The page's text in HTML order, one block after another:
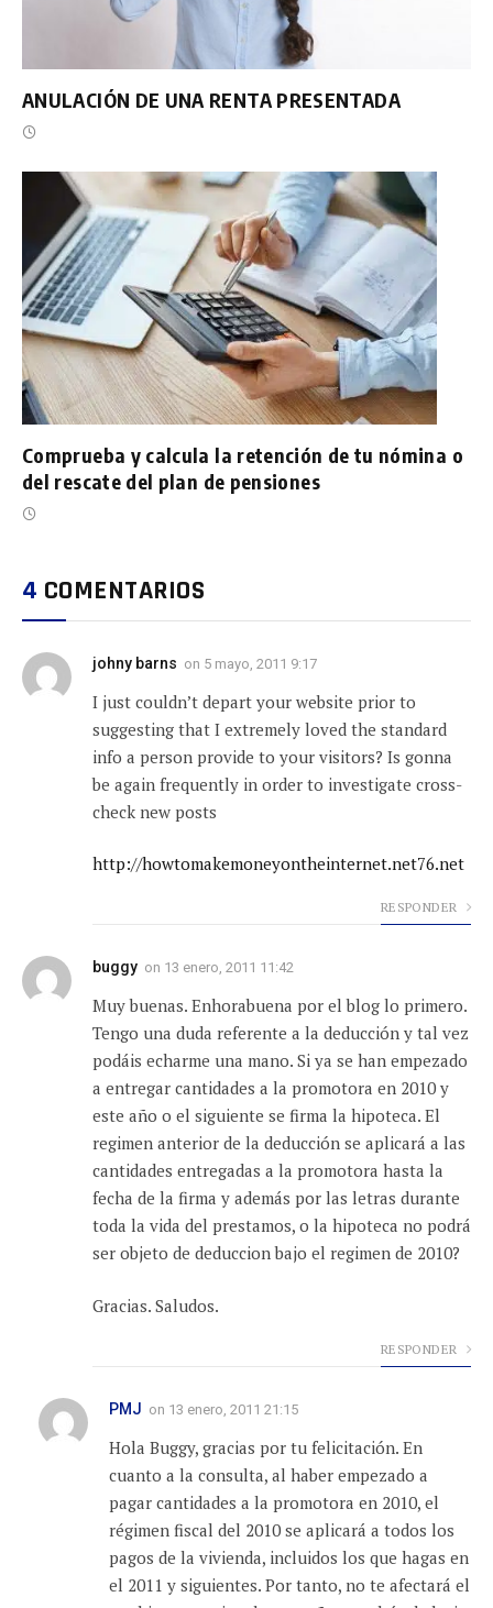
ANULACIÓN DE UNA RENTA PRESENTADA
Comprueba y calcula la retención de tu nómina o
del rescate del plan de pensiones
4 COMENTARIOS
johny barns on 5 mayo, 2011 9:17
I just couldn’t depart your website prior to
suggesting that I extremely loved the standard
info a person provide to your visitors? Is gonna
be again frequently in order to investigate cross-
check new posts
http://howtomakemoneyontheinternet.net76.net
RESPONDER
buggy on 13 enero, 2011 11:42
Muy buenas. Enhorabuena por el blog lo primero.
Tengo una duda referente a la deducción y tal vez
podáis echarme una mano. Si ya se han empezado
a entregar cantidades a la promotora en 2010 y
este año o el siguiente se firma la hipoteca. El
regimen anterior de la deducción se aplicará a las
cantidades entregadas a la promotora hasta la
fecha de la firma y además por las letras durante
toda la vida del prestamos, o la hipoteca no podrá
ser objeto de deduccion bajo el regimen de 2010?
Gracias. Saludos.
RESPONDER
PMJ on 13 enero, 2011 21:15
Hola Buggy, gracias por tu felicitación. En
cuanto a la consulta, al haber empezado a
pagar cantidades a la promotora en 2010, el
régimen fiscal del 2010 se aplicará a todos los
pagos de la vivienda, incluidos los que hagas en
el 2011 y siguientes. Por tanto, no te afectará el